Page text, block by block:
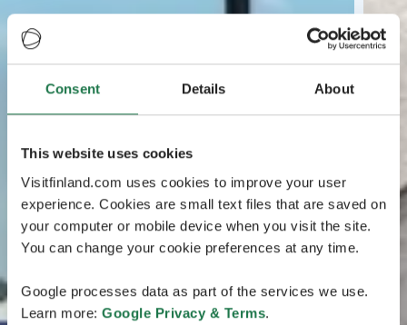
Consent Details About
This website uses cookies
Visitfinland.com uses cookies to improve your user
experience. Cookies are small text files that are saved on
your computer or mobile device when you visit the site.
You can change your cookie preferences at any time.
Google processes data as part of the services we use.
Learn more: Google Privacy & Terms.